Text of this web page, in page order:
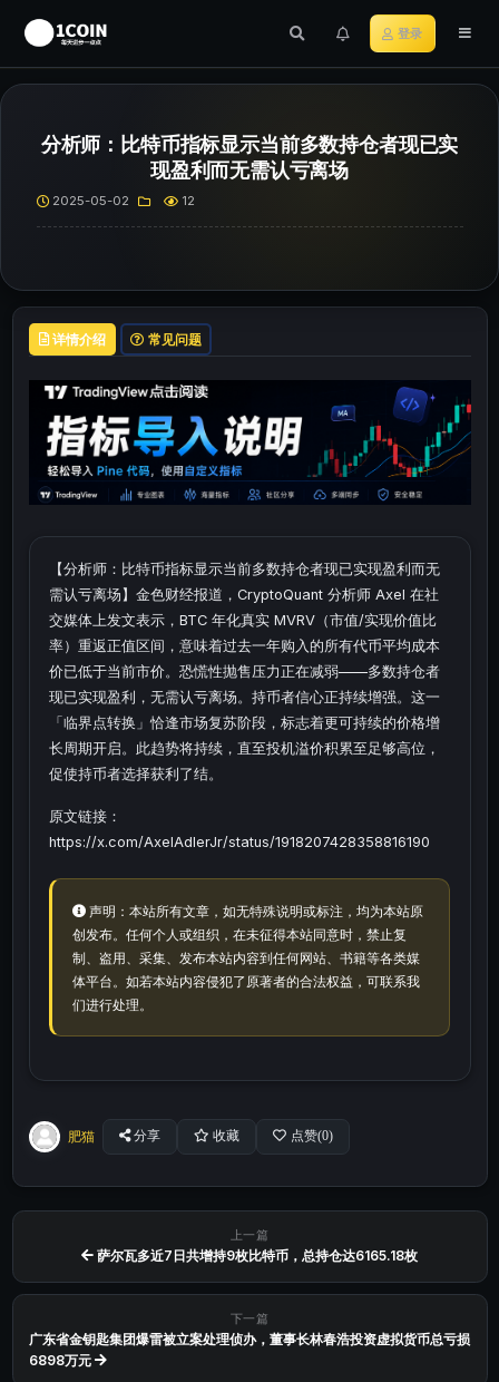
登录
分析师：比特币指标显示当前多数持仓者现已实
现盈利而无需认亏离场
2025-05-02 12
详情介绍 常见问题
【分析师：比特币指标显示当前多数持仓者现已实现盈利而无
需认亏离场】金色财经报道，CryptoQuant 分析师 Axel 在社
交媒体上发文表示，BTC 年化真实 MVRV（市值/实现价值比
率）重返正值区间，意味着过去一年购入的所有代币平均成本
价已低于当前市价。恐慌性抛售压力正在减弱——多数持仓者
现已实现盈利，无需认亏离场。持币者信心正持续增强。这一
「临界点转换」恰逢市场复苏阶段，标志着更可持续的价格增
长周期开启。此趋势将持续，直至投机溢价积累至足够高位，
促使持币者选择获利了结。
原文链接：
https://x.com/AxelAdlerJr/status/1918207428358816190
声明：本站所有文章，如无特殊说明或标注，均为本站原
创发布。任何个人或组织，在未征得本站同意时，禁止复
制、盗用、采集、发布本站内容到任何网站、书籍等各类媒
体平台。如若本站内容侵犯了原著者的合法权益，可联系我
们进行处理。
肥猫 分享 收藏 点赞(0)
上一篇
萨尔瓦多近7日共增持9枚比特币，总持仓达6165.18枚
下一篇
广东省金钥匙集团爆雷被立案处理侦办，董事长林春浩投资虚拟货币总亏损
6898万元